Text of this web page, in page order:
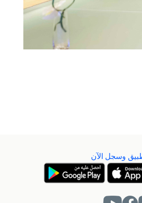
وسجل الآن